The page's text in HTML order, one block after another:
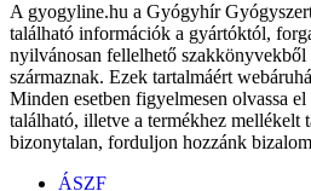
A gyogyline.hu a Gyógyhír
található információk a gyártóktól,
nyilvánosan fellelhető szakkönyvekből
származnak. Ezek tartalmáért
Minden esetben figyelmesen olvassa el
található, illetve a termékhez mellékelt
bizonytalan, forduljon hozzánk
ÁSZF